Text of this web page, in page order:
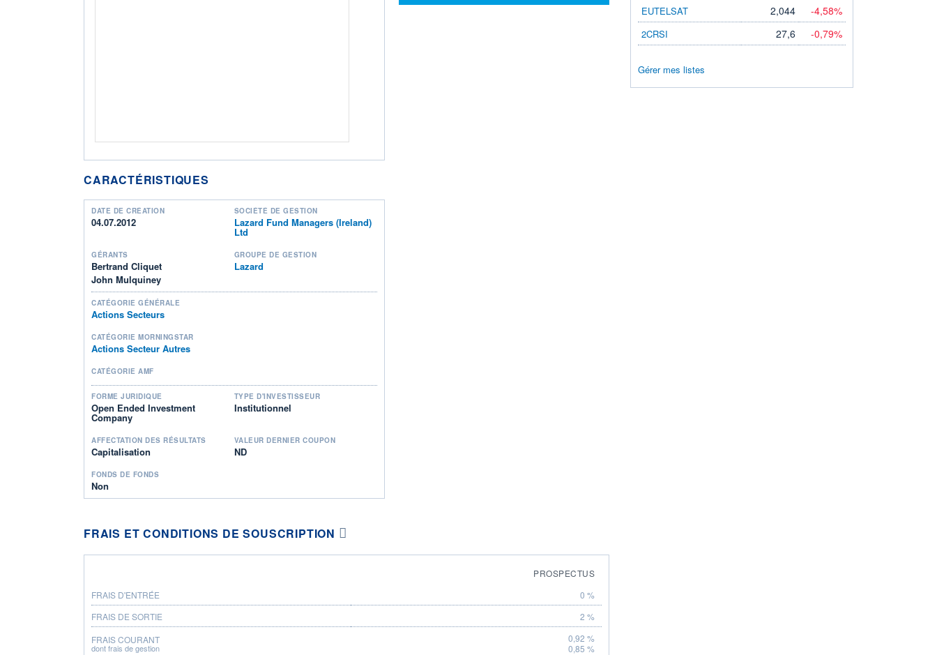
CARACTÉRISTIQUES
DATE DE CRÉATION
04.07.2012
SOCIÉTÉ DE GESTION
Lazard Fund Managers (Ireland)
Ltd
GÉRANTS
Bertrand Cliquet
John Mulquiney
GROUPE DE GESTION
Lazard
CATÉGORIE GÉNÉRALE
Actions Secteurs
CATÉGORIE MORNINGSTAR
Actions Secteur Autres
CATÉGORIE AMF
FORME JURIDIQUE
Open Ended Investment
Company
TYPE D'INVESTISSEUR
Institutionnel
AFFECTATION DES RÉSULTATS
Capitalisation
VALEUR DERNIER COUPON
ND
FONDS DE FONDS
Non
FRAIS ET CONDITIONS DE SOUSCRIPTION
PROSPECTUS
FRAIS D'ENTRÉE
0 %
FRAIS DE SORTIE
2 %
FRAIS COURANT
dont frais de gestion
0,92 %
0,85 %
EUTELSAT 2,044 -4,58%
2CRSI 27,6 -0,79%
Gérer mes listes